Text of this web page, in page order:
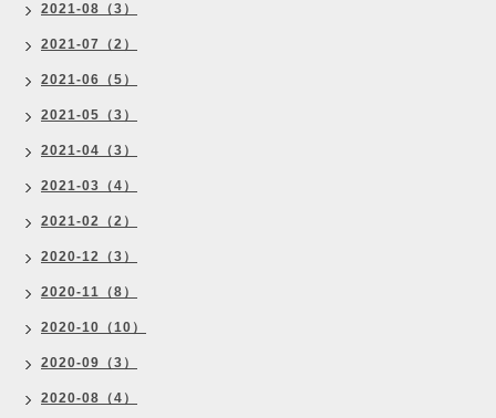
2021-08（3）
2021-07（2）
2021-06（5）
2021-05（3）
2021-04（3）
2021-03（4）
2021-02（2）
2020-12（3）
2020-11（8）
2020-10（10）
2020-09（3）
2020-08（4）